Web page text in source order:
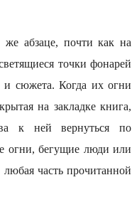
же абзаце, почти как на
точки фонарей
и сюжета. Когда их огни
на закладке книга,
к ней вернуться по
огни, бегущие люди или
часть прочитанной